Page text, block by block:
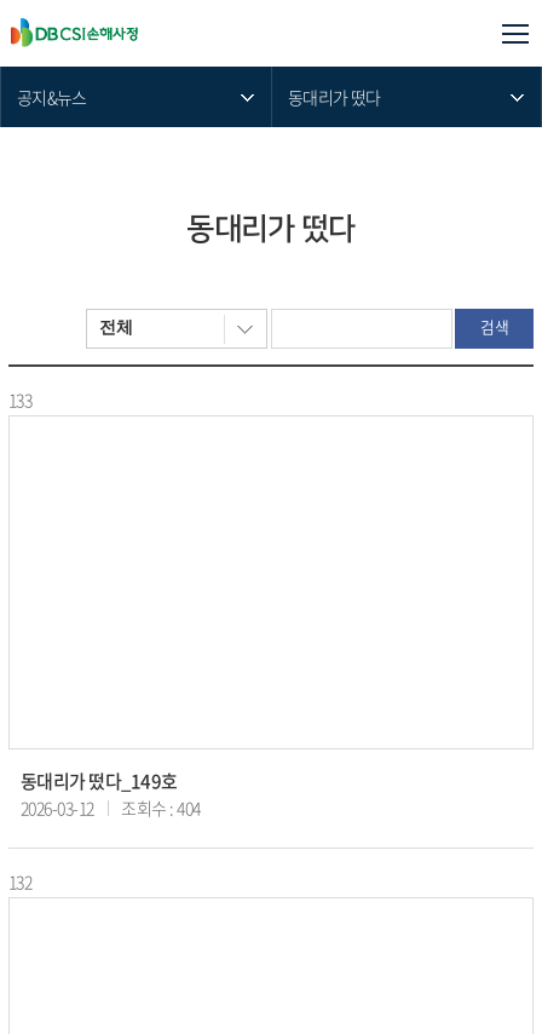
공지&뉴스 동대리가 떴다
동대리가 떴다
검색
133
동대리가 떴다_149호
2026-03-12 조회수 : 404
132